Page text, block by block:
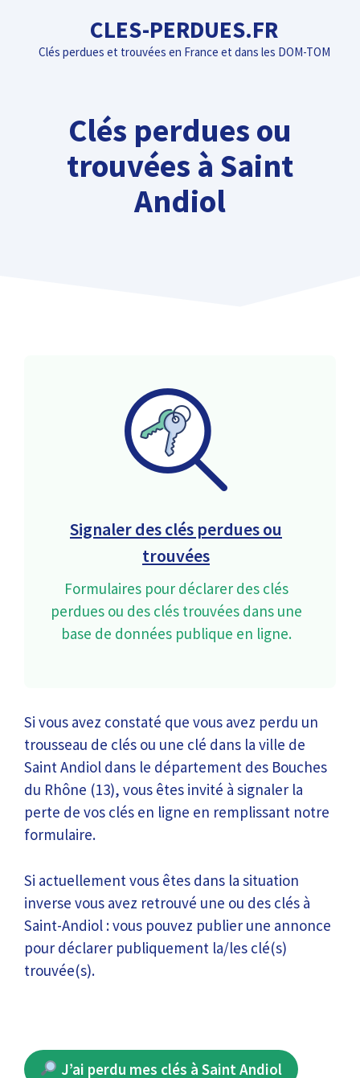
contenu
CLES-PERDUES.FR
Clés perdues et trouvées en France et dans les DOM-TOM
Clés perdues ou
trouvées à Saint
Andiol
Signaler des clés perdues ou
trouvées
Formulaires pour déclarer des clés
perdues ou des clés trouvées dans une
base de données publique en ligne.
Si vous avez constaté que vous avez perdu un
trousseau de clés ou une clé dans la ville de
Saint Andiol dans le département des Bouches
du Rhône (13), vous êtes invité à signaler la
perte de vos clés en ligne en remplissant notre
formulaire.
Si actuellement vous êtes dans la situation
inverse vous avez retrouvé une ou des clés à
Saint-Andiol : vous pouvez publier une annonce
pour déclarer publiquement la/les clé(s)
trouvée(s).
J’ai perdu mes clés à Saint Andiol